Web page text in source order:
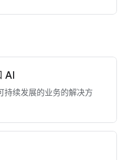
AI
持续发展的业务的解决方